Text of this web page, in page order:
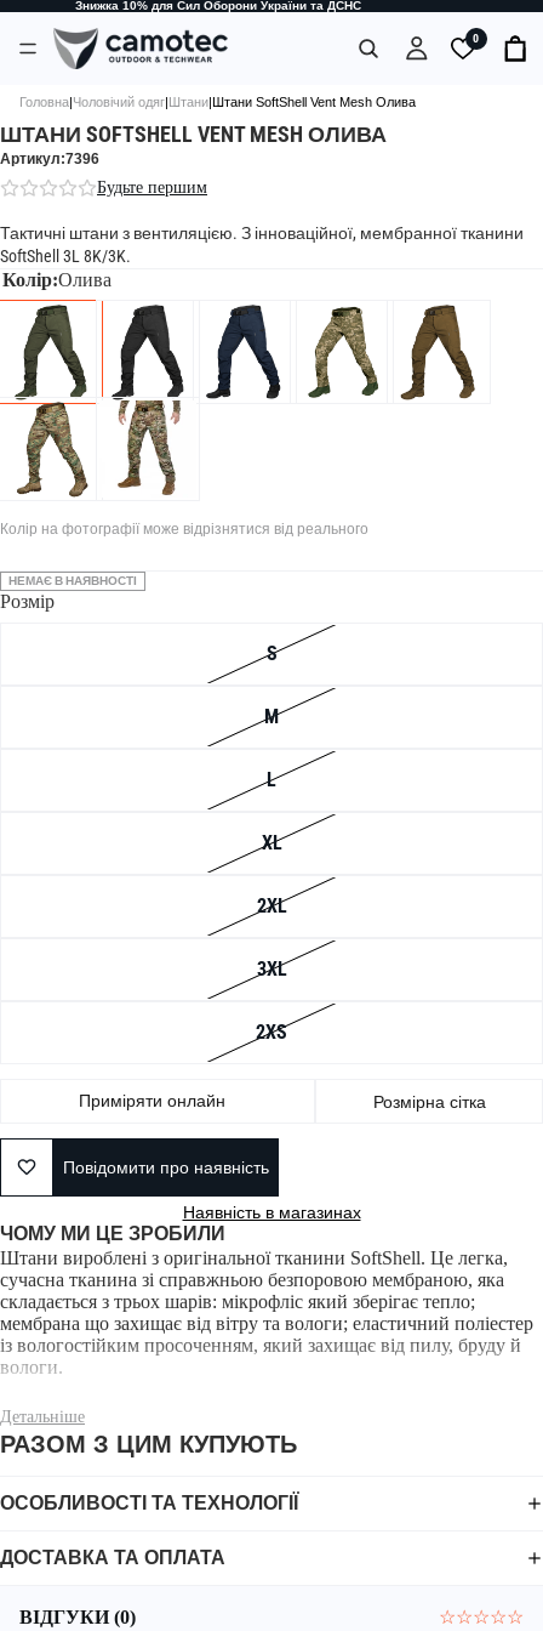
Знижка 10% для Сил Оборони України та ДСНС
0
Головна|Чоловічий одяг|Штани|Штани SoftShell Vent Mesh Олива
ШТАНИ SOFTSHELL VENT MESH ОЛИВА
Артикул:7396
Будьте першим
Тактичні штани з вентиляцією. З інноваційної, мембранної тканини
SoftShell 3L 8K/3K.
Колір:Олива
Колір на фотографії може відрізнятися від реального
НЕМАЄ В НАЯВНОСТІ
Розмір
S
M
L
XL
2XL
3XL
2XS
Приміряти онлайн Розмірна сітка
Повідомити про наявність
Наявність в магазинах
ЧОМУ МИ ЦЕ ЗРОБИЛИ
Штани вироблені з оригінальної тканини SoftShell. Це легка,
сучасна тканина зі справжньою безпоровою мембраною, яка
складається з трьох шарів: мікрофліс який зберігає тепло;
мембрана що захищає від вітру та вологи; еластичний поліестер
із вологостійким просоченням, який захищає від пилу, бруду й
вологи.
Штани легкі, дихаючі, мають ергономічний крій з урахуванням
анатомії людини, завдяки чому не сковує рухів, досить зручний
Детальніше
РАЗОМ З ЦИМ КУПУЮТЬ
ОСОБЛИВОСТІ ТА ТЕХНОЛОГІЇ
ДОСТАВКА ТА ОПЛАТА
ВІДГУКИ (0) ☆☆☆☆☆